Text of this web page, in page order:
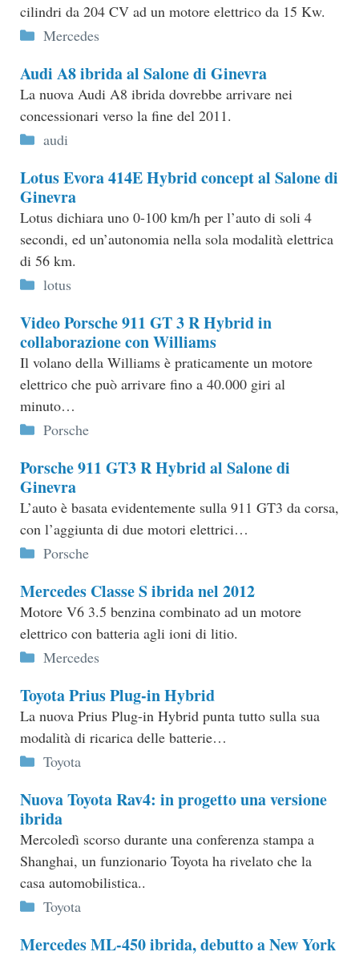
cilindri da 204 CV ad un motore elettrico da 15 Kw.
Categorie
Mercedes
Audi A8 ibrida al Salone di Ginevra
La nuova Audi A8 ibrida dovrebbe arrivare nei
concessionari verso la fine del 2011.
Categorie
audi
Lotus Evora 414E Hybrid concept al Salone di
Ginevra
Lotus dichiara uno 0-100 km/h per l’auto di soli 4
secondi, ed un’autonomia nella sola modalità elettrica
di 56 km.
Categorie
lotus
Video Porsche 911 GT 3 R Hybrid in
collaborazione con Williams
Il volano della Williams è praticamente un motore
elettrico che può arrivare fino a 40.000 giri al
minuto…
Categorie
Porsche
Porsche 911 GT3 R Hybrid al Salone di
Ginevra
L’auto è basata evidentemente sulla 911 GT3 da corsa,
con l’aggiunta di due motori elettrici…
Categorie
Porsche
Mercedes Classe S ibrida nel 2012
Motore V6 3.5 benzina combinato ad un motore
elettrico con batteria agli ioni di litio.
Categorie
Mercedes
Toyota Prius Plug-in Hybrid
La nuova Prius Plug-in Hybrid punta tutto sulla sua
modalità di ricarica delle batterie…
Categorie
Toyota
Nuova Toyota Rav4: in progetto una versione
ibrida
Mercoledì scorso durante una conferenza stampa a
Shanghai, un funzionario Toyota ha rivelato che la
casa automobilistica..
Categorie
Toyota
Mercedes ML-450 ibrida, debutto a New York